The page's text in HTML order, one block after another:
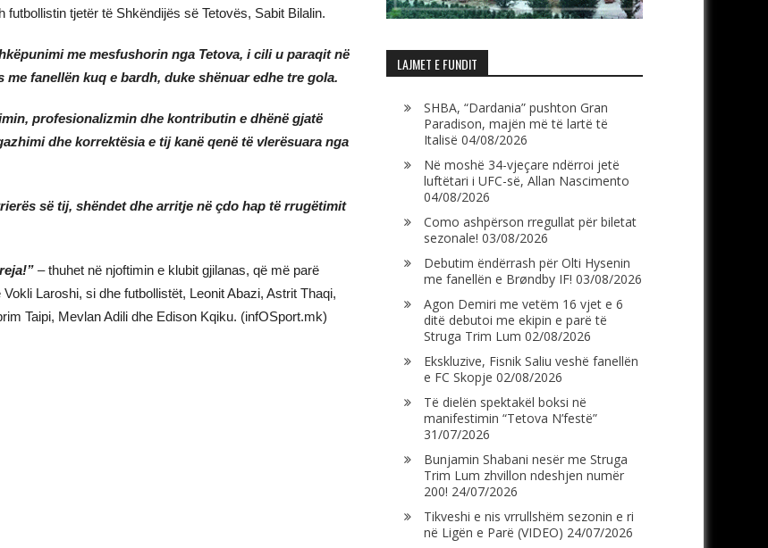
tjetër të Shkëndijës së Tetovës, Sabit Bilalin.
me mesfushorin nga Tetova, i cili u paraqit në
fanellën kuq e bardh, duke shënuar edhe tre gola.
profesionalizmin dhe kontributin e dhënë gjatë
dhe korrektësia e tij kanë qenë të vlerësuara nga
së tij, shëndet dhe arritje në çdo hap të rrugëtimit
– thuhet në njoftimin e klubit gjilanas, që më parë
Laroshi, si dhe futbollistët, Leonit Abazi, Astrit Thaqi,
Taipi, Mevlan Adili dhe Edison Kqiku. (infOSport.mk)
LAJMET E FUNDIT
SHBA, “Dardania” pushton Gran
Paradison, majën më të lartë të
Italisë 04/08/2026
Në moshë 34-vjeçare ndërroi jetë
luftëtari i UFC-së, Allan Nascimento
04/08/2026
Como ashpërson rregullat për biletat
sezonale! 03/08/2026
Debutim ëndërrash për Olti Hysenin
me fanellën e Brøndby IF! 03/08/2026
Agon Demiri me vetëm 16 vjet e 6
ditë debutoi me ekipin e parë të
Struga Trim Lum 02/08/2026
Ekskluzive, Fisnik Saliu veshë fanellën
e FC Skopje 02/08/2026
Të dielën spektakël boksi në
manifestimin “Tetova N’festë”
31/07/2026
Bunjamin Shabani nesër me Struga
Trim Lum zhvillon ndeshjen numër
200! 24/07/2026
Tikveshi e nis vrrullshëm sezonin e ri
në Ligën e Parë (VIDEO) 24/07/2026